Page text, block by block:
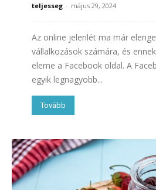
teljesseg - május 29, 2024
Az online jelenlét ma már
vállalkozások számára, és
eleme a Facebook oldal. A
egyik legnagyobb...
Tovább